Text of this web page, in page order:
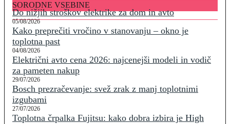
SORODNE VSEBINE
Do nižjih stroškov elektrike za dom in avto
05/08/2026
Kako preprečiti vročino v stanovanju – okno je
toplotna past
04/08/2026
Električni avto cena 2026: najcenejši modeli in vodič
za pameten nakup
29/07/2026
Bosch prezračevanje: svež zrak z manj toplotnimi
izgubami
27/07/2026
Toplotna črpalka Fujitsu: kako dobra izbira je High